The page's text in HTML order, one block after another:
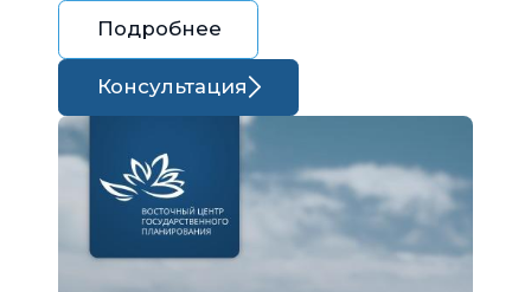
Подробнее
Консультация